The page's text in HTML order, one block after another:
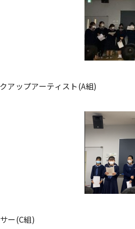
アップアーティスト(A組)
ー(C組)